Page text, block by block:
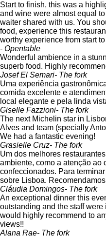
Start to finish, this was a
and wine were almost equal
waiter shared with us. You
food, experience this
worthy experience from start
- Opentable
Wonderful ambience in a
superb food. Highly
Josef El Semari- The fork
Uma experiência
comida excelente e
local elegante e pela linda
Giselle Fazzioni- The fork
The next Michelin star in
Alves and team (specially
We had a fantastic evening!
Grasielle Cruz- The fork
Um dos melhores
ambiente, como a atenção ao
confeccionados. Para
sobre Lisboa.
Cláudia Domingos- The fork
An exceptional dinner this
outstanding and the staff were
would highly recommend to
views!!
Alana Rae- The fork